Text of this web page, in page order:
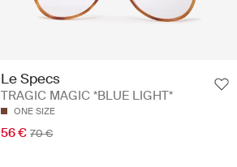
Le Specs
TRAGIC MAGIC *BLUE LIGHT*
ONE SIZE
56 € 70 €